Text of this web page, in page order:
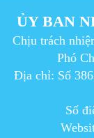
ỦY BAN
Chịu trách
Phó
Địa chỉ: Số
Số